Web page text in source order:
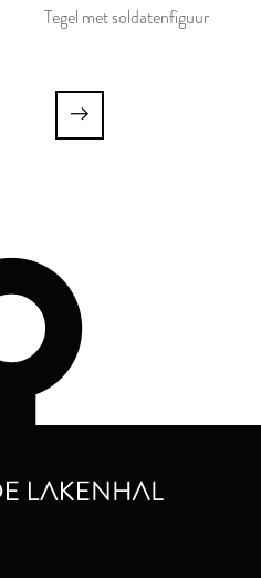
Tegel met soldatenfiguur